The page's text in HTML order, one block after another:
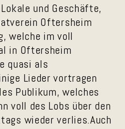
und Geschäfte,
Oftersheim
welche im voll
in Oftersheim
quasi als
Lieder vortragen
Publikum, welches
voll des Lobs über den
wieder verlies.Auch